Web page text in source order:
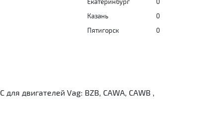
Казань
0
Пятигорск
0
двигателей Vag: BZB, CAWA, CAWB ,